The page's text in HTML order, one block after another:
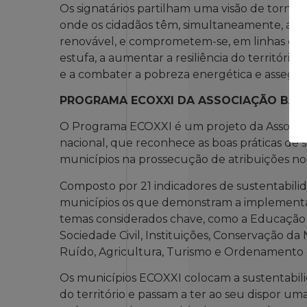
Os signatários partilham uma visão de tornar
onde os cidadãos têm, simultaneamente,
renovável, e comprometem-se, em linhas
estufa, a aumentar a resiliência do território,
e a combater a pobreza energética e
PROGRAMA ECOXXI DA ASSOCIAÇÃO
O Programa ECOXXI é um projeto da
nacional, que reconhece as boas práticas
municípios na prossecução de atribuições
Composto por 21 indicadores de
municípios os que demonstram a
temas considerados chave, como a
Sociedade Civil, Instituições, Conservação
Ruído, Agricultura, Turismo e Ordenamento
Os municípios ECOXXI colocam a
do território e passam a ter ao seu dispor